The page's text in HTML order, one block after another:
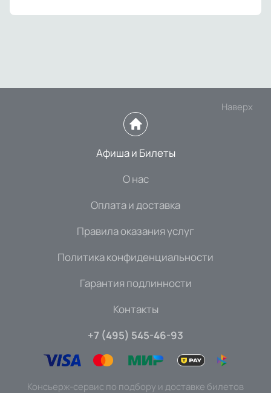
Наверх
Афиша и Билеты
О нас
Оплата и доставка
Правила оказания услуг
Политика конфиденциальности
Гарантия подлинности
Контакты
+7 (495) 545-46-93
Консьерж-сервис по подбору и доставке билетов